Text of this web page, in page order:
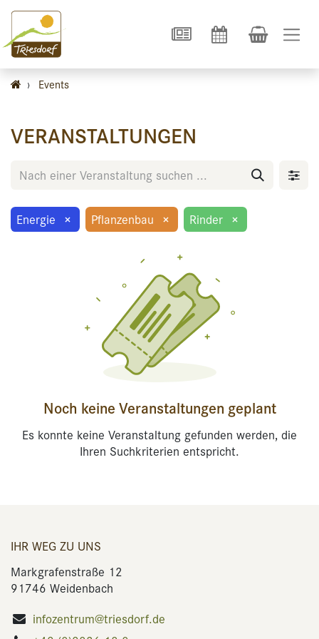
› Events
VERANSTALTUNGEN
Energie × Pflanzenbau × Rinder ×
Noch keine Veranstaltungen geplant
Es konnte keine Veranstaltung gefunden werden, die
Ihren Suchkriterien entspricht.
IHR WEG ZU UNS
Markgrafenstraße 12
91746 Weidenbach
infozentrum@triesdorf.de